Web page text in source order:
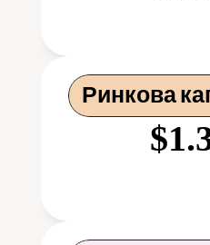
Ринкова